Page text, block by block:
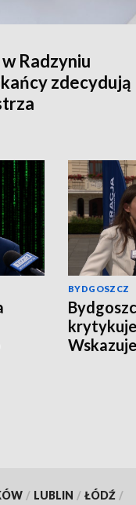
Radzyniu
zdecydują
BYDGOSZCZ
/ LUBLIN / ŁÓDŹ /